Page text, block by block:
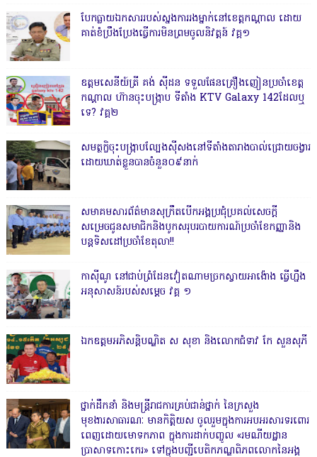
បែកធ្លាយឯកសាររបស់ស្នងការរងម្នាក់នៅខេត្តកណ្ដាល ដោយ
គាត់ខំប្រឹងប្រែងធ្វើការមិនព្រមចូលនិវត្តន៍ វគ្គ១
ឧត្តមសេនីយ៍ត្រី គង់ ស៊ីដន ទទួលផែនគ្រឿងញៀនប្រចាំខេត្ត
កណ្តាល ហ៊ានចុះបង្ក្រាប ទីតាំង KTV Galaxy 142ដែលឬ
ទេ? វគ្គ២
សមត្ថកិ្ចចុះបង្ក្រាបល្បែងស៊ីសងនៅទីតាំងតារាងបាល់ជ្រោយចង្វារ
ដោយឃាត់ខ្លួនបានចំនួន០៩នាក់
សមាគមសារព័ត៌មានសុក្រឹតបើកអង្គប្រជុំប្រគល់សេចក្តី
សម្រេចជូនសមាជិកនិងបូកសរុបរបាយការណ៍ប្រចាំខែកញ្ញានិង
បន្តទិសដៅប្រចាំខែតុលា!!
កាសុីណូ នៅជាប់ព្រំដែនវៀតណាមច្រកស្វាយអាង៉ោង ធ្វើហ្នឹង
អនុសាសន៍របស់សម្ដេច វគ្គ ១
ឯកឧត្តមអភិសន្តិបណ្ឌិត ស សុខា និងលោកជំទាវ កែ សួនសុភី
ថ្នាក់ដឹកនាំ និងមន្ត្រីរាជការគ្រប់ជាន់ថ្នាក់ នៃក្រសួង
មុខងារសាធារណៈ មានកិត្តិយស ចូលរួមក្នុងការអបអរសារទរពោរ
ពេញដោយមោទកភាព ក្នុងការដាក់បញ្ចូល «រមណីយដ្ឋាន
ប្រាសាទកោះកេរ» ទៅក្នុងបញ្ជីបេតិកភណ្ឌពិភពលោកនៃអង្គ